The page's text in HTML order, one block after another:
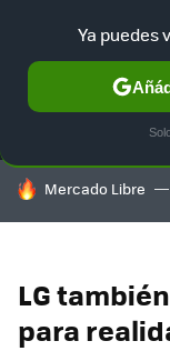
MENÚ
HOY SE HABLA DE
Mercado Libre
LG
para
Ya puedes